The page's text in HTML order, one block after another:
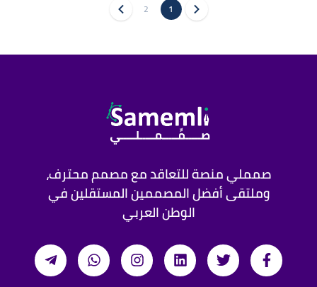
1
2
صمملي منصة للتعاقد مع مصمم محترف،
وملتقى أفضل المصممين المستقلين في
الوطن العربي